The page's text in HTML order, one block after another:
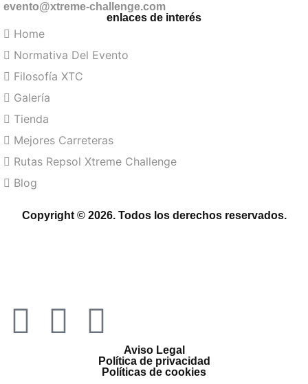
evento@xtreme-challenge.com
enlaces de interés
Home
Normativa Del Evento
Filosofía XTC
Galería
Tienda
Mejores Carreteras
Rutas Repsol Xtreme Challenge
Blog
Copyright © 2026. Todos los derechos reservados.
Aviso Legal
Política de privacidad
Políticas de cookies